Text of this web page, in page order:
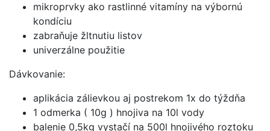
mikroprvky ako rastlinné vitamíny na výbornú
kondíciu
zabraňuje žltnutiu listov
univerzálne použitie
Dávkovanie:
aplikácia zálievkou aj postrekom 1x do týždňa
1 odmerka ( 10g ) hnojiva na 10l vody
balenie 0,5kg vystačí na 500l hnojivého roztoku